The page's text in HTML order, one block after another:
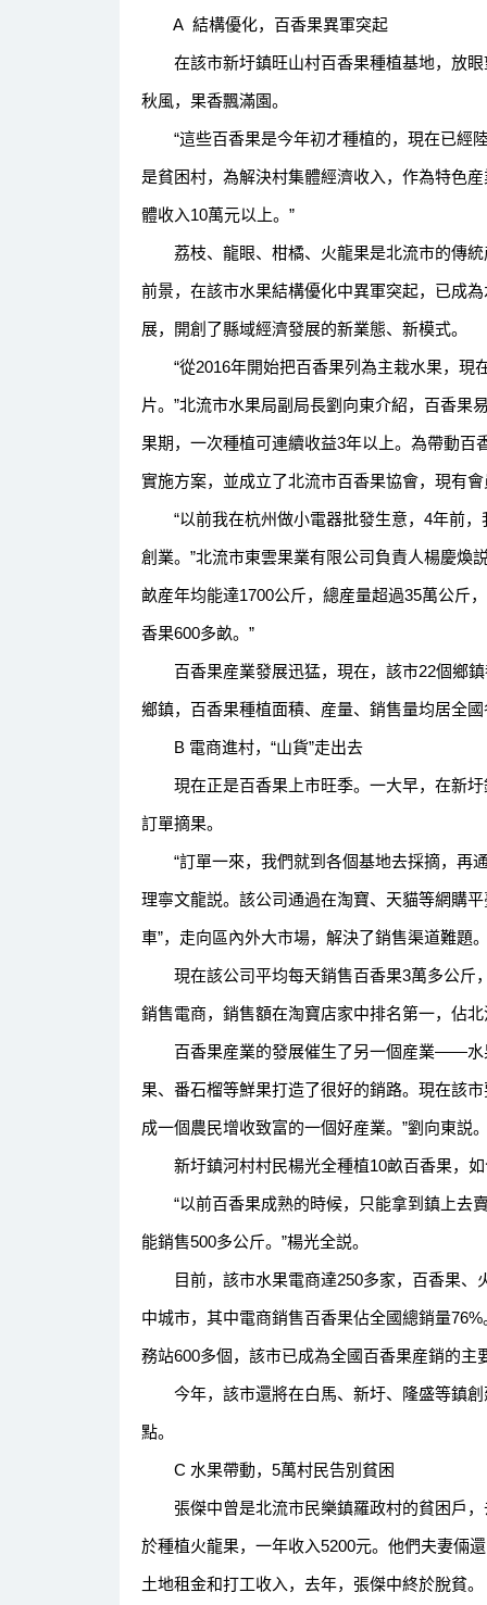
A 結構優化，百香果異軍突起
在該市新圩鎮旺山村百香果種植基地，放眼
秋風，果香飄滿園。
“這些百香果是今年初才種植的，現在已經陸
是貧困村，為解決村集體經濟收入，作為特色
體收入10萬元以上。”
荔枝、龍眼、柑橘、火龍果是北流市的傳統
前景，在該市水果結構優化中異軍突起，已成
展，開創了縣域經濟發展的新業態、新模式。
“從2016年開始把百香果列為主栽水果，現在
片。”北流市水果局副局長劉向東介紹，百香果
果期，一次種植可連續收益3年以上。為帶動
實施方案，並成立了北流市百香果協會，現有
“以前我在杭州做小電器批發生意，4年前，
創業。”北流市東雲果業有限公司負責人楊慶煥
畝産年均能達1700公斤，總産量超過35萬公斤
香果600多畝。”
百香果産業發展迅猛，現在，該市22個鄉鎮
鄉鎮，百香果種植面積、産量、銷售量均居全
B 電商進村，“山貨”走出去
現在正是百香果上市旺季。一大早，在新圩
訂單摘果。
“訂單一來，我們就到各個基地去採摘，再
理寧文龍説。該公司通過在淘寶、天貓等網購
車”，走向區內外大市場，解決了銷售渠道難題
現在該公司平均每天銷售百香果3萬多公斤
銷售電商，銷售額在淘寶店家中排名第一，佔
百香果産業的發展催生了另一個産業——水
果、番石榴等鮮果打造了很好的銷路。現在該
成一個農民增收致富的一個好産業。”劉向東説
新圩鎮河村村民楊光全種植10畝百香果，如
“以前百香果成熟的時候，只能拿到鎮上去
能銷售500多公斤。”楊光全説。
目前，該市水果電商達250多家，百香果、
中城市，其中電商銷售百香果佔全國總銷量
務站600多個，該市已成為全國百香果産銷的主
今年，該市還將在白馬、新圩、隆盛等鎮創
點。
C 水果帶動，5萬村民告別貧困
張傑中曾是北流市民樂鎮羅政村的貧困戶，
於種植火龍果，一年收入5200元。他們夫妻倆
土地租金和打工收入，去年，張傑中終於脫貧。